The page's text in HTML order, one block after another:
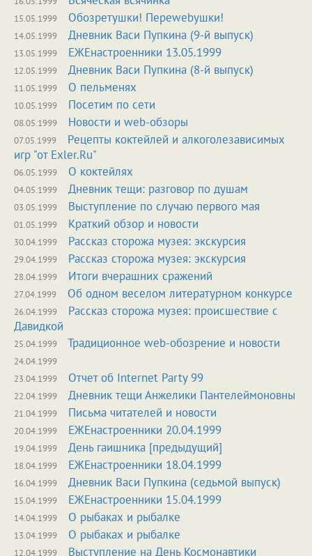
15.05.1999 Обозретушки! Переwebушки!
14.05.1999 Дневник Васи Пупкина (9-й выпуск)
13.05.1999 ЕЖЕнастроенники 13.05.1999
12.05.1999 Дневник Васи Пупкина (8-й выпуск)
11.05.1999 О пельменях
10.05.1999 Посетим по сети
08.05.1999 Новости и web-обзоры
07.05.1999
Рецепты коктейлей и алкоголезависимых
игр "от Exler.Ru"
06.05.1999 О коктейлях
04.05.1999 Дневник тещи: разговор по душам
03.05.1999 Выступление по случаю первого мая
01.05.1999 Краткий обзор и новости
30.04.1999 Рассказ сторожа музея: экскурсия
29.04.1999 Рассказ сторожа музея: экскурсия
28.04.1999 Итоги вчерашних сражений
27.04.1999 Об одном веселом литературном конкурсе
26.04.1999
Рассказ сторожа музея: происшествие с
Давидкой
25.04.1999 Традиционное web-обозрение и новости
24.04.1999
23.04.1999
Отчет об Internet Party 99
22.04.1999 Дневник тещи Анжелики Пантелеймоновны
21.04.1999 Письма читателей и новости
20.04.1999 ЕЖЕнастроенники 20.04.1999
19.04.1999 День гаишника [предыдущий]
18.04.1999 ЕЖЕнастроенники 18.04.1999
16.04.1999 Дневник Васи Пупкина (седьмой выпуск)
15.04.1999 ЕЖЕнастроенники 15.04.1999
14.04.1999 О рыбаках и рыбалке
13.04.1999 О рыбаках и рыбалке
12.04.1999 Выступление на День Космонавтики